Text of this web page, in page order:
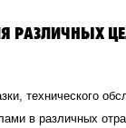
технического
в различных